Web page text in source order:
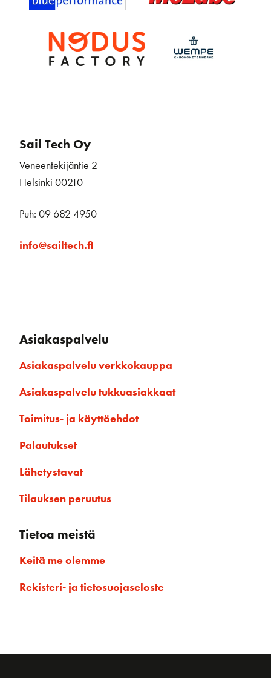
Sail Tech Oy
Veneentekijäntie 2
Helsinki 00210
Puh: 09 682 4950
info@sailtech.fi
Asiakaspalvelu
Asiakaspalvelu verkkokauppa
Asiakaspalvelu tukkuasiakkaat
Toimitus- ja käyttöehdot
Palautukset
Lähetystavat
Tilauksen peruutus
Tietoa meistä
Keitä me olemme
Rekisteri- ja tietosuojaseloste